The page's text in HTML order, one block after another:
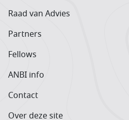
Raad van Advies
Partners
Fellows
ANBI info
Contact
Over deze site